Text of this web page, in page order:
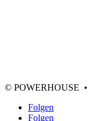
© POWERHOUSE •
Folgen
Folgen